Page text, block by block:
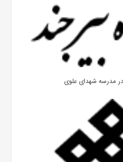
در مدرسه شهدای علوی